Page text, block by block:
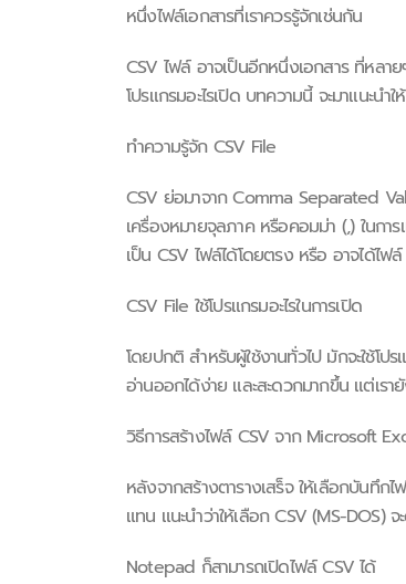
หนึ่งไฟล์เอกสารที่เราควรรู้จักเช่นกัน
CSV ไฟล์ อาจเป็นอีกหนึ่งเอกสาร ที่หลา
โปรแกรมอะไรเปิด บทความนี้ จะมาแนะน
ทำความรู้จัก CSV File
CSV ย่อมาจาก Comma Separated
เครื่องหมายจุลภาค หรือคอมม่า (,) ในก
เป็น CSV ไฟล์ได้โดยตรง หรือ อาจได้ไ
CSV File ใช้โปรแกรมอะไรในการเปิด
โดยปกติ สำหรับผู้ใช้งานทั่วไป มักจะใช้โป
อ่านออกได้ง่าย และสะดวกมากขึ้น แต่เร
วิธีการสร้างไฟล์ CSV จาก Microsoft
หลังจากสร้างตารางเสร็จ ให้เลือกบันทึก
แทน แนะนำว่าให้เลือก CSV (MS-DOS)
Notepad ก็สามารถเปิดไฟล์ CSV ได้